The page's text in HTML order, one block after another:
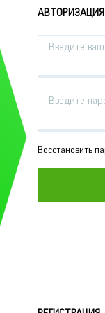
АВТОРИЗАЦИЯ
Введите
Введите
Восстановить